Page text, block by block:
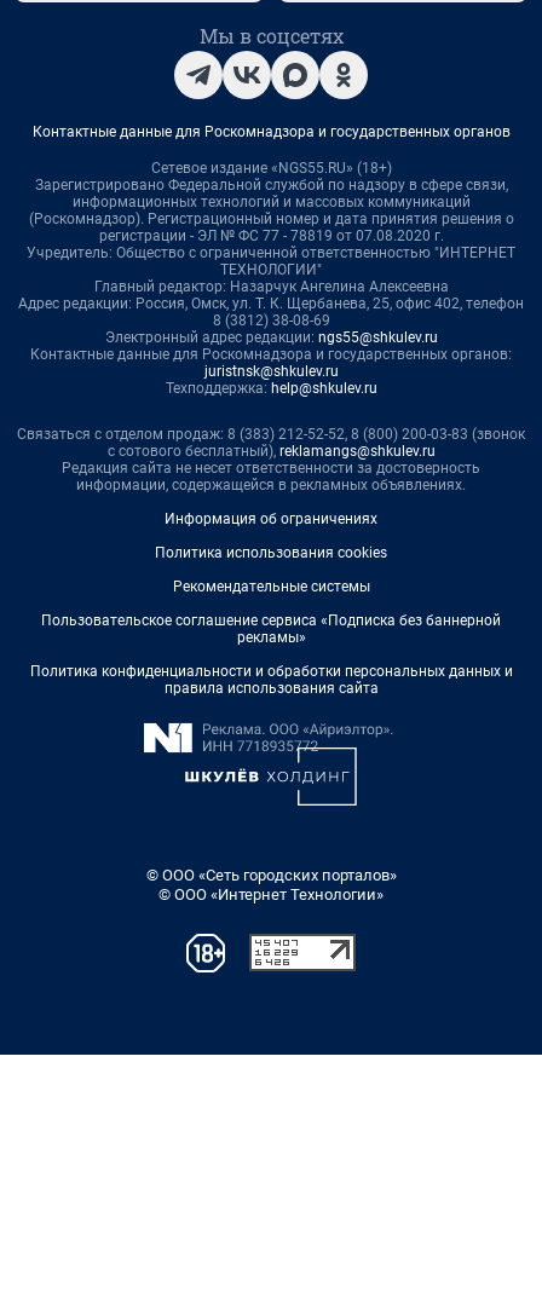
Мы в соцсетях
Контактные данные для Роскомнадзора и государственных органов
Сетевое издание «NGS55.RU» (18+)
Зарегистрировано Федеральной службой по надзору в сфере связи,
информационных технологий и массовых коммуникаций
(Роскомнадзор). Регистрационный номер и дата принятия решения о
регистрации - ЭЛ № ФС 77 - 78819 от 07.08.2020 г.
Учредитель: Общество с ограниченной ответственностью "ИНТЕРНЕТ
ТЕХНОЛОГИИ"
Главный редактор: Назарчук Ангелина Алексеевна
Адрес редакции: Россия, Омск, ул. Т. К. Щербанева, 25, офис 402, телефон
8 (3812) 38-08-69
Электронный адрес редакции: ngs55@shkulev.ru
Контактные данные для Роскомнадзора и государственных органов:
juristnsk@shkulev.ru
Техподдержка: help@shkulev.ru
Связаться с отделом продаж: 8 (383) 212-52-52, 8 (800) 200-03-83 (звонок
с сотового бесплатный), reklamangs@shkulev.ru
Редакция сайта не несет ответственности за достоверность
информации, содержащейся в рекламных объявлениях.
Информация об ограничениях
Политика использования cookies
Рекомендательные системы
Пользовательское соглашение сервиса «Подписка без баннерной
рекламы»
Политика конфиденциальности и обработки персональных данных и
правила использования сайта
© ООО «Сеть городских порталов»
© ООО «Интернет Технологии»